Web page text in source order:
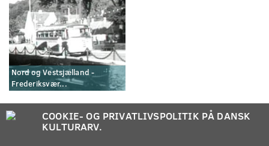
Nord og Vestsjælland -
Frederiksvær...
COOKIE- OG PRIVATLIVSPOLITIK PÅ DANSK
KULTURARV.